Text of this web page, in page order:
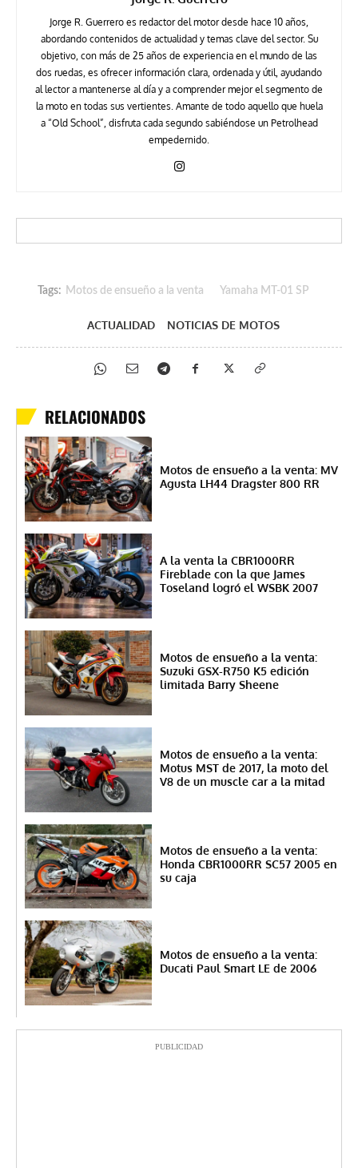
Jorge R. Guerrero es redactor del motor desde hace 10 años,
abordando contenidos de actualidad y temas clave del sector. Su
objetivo, con más de 25 años de experiencia en el mundo de las
dos ruedas, es ofrecer información clara, ordenada y útil, ayudando
al lector a mantenerse al día y a comprender mejor el segmento de
la moto en todas sus vertientes. Amante de todo aquello que huela
a “Old School”, disfruta cada segundo sabiéndose un Petrolhead
empedernido.
Tags: Motos de ensueño a la venta Yamaha MT-01 SP
ACTUALIDAD NOTICIAS DE MOTOS
RELACIONADOS
Motos de ensueño a la venta: MV
Agusta LH44 Dragster 800 RR
A la venta la CBR1000RR
Fireblade con la que James
Toseland logró el WSBK 2007
Motos de ensueño a la venta:
Suzuki GSX-R750 K5 edición
limitada Barry Sheene
Motos de ensueño a la venta:
Motus MST de 2017, la moto del
V8 de un muscle car a la mitad
Motos de ensueño a la venta:
Honda CBR1000RR SC57 2005 en
su caja
Motos de ensueño a la venta:
Ducati Paul Smart LE de 2006
PUBLICIDAD